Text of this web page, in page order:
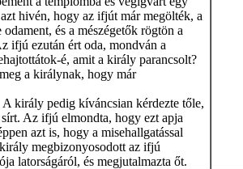
hivén, hogy az ifjút már megölték, a
és a mészégetők rögtön a
ifjú ezután ért oda, mondván a
é, amit a király parancsolt?
a királynak, hogy már
A király pedig kíváncsian kérdezte tőle,
Az ifjú elmondta, hogy ezt apja
azt is, hogy a misehallgatással
megbizonyosodott az ifjú
latorságáról, és megjutalmazta őt.